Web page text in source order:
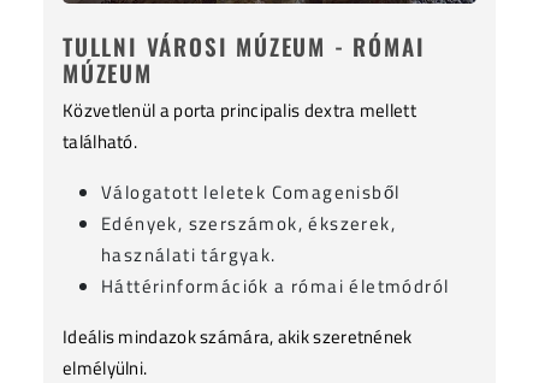
TULLNI VÁROSI MÚZEUM - RÓMAI
MÚZEUM
Közvetlenül a porta principalis dextra mellett
található.
Válogatott leletek Comagenisből
Edények, szerszámok, ékszerek,
használati tárgyak.
Háttérinformációk a római életmódról
Ideális mindazok számára, akik szeretnének
elmélyülni.